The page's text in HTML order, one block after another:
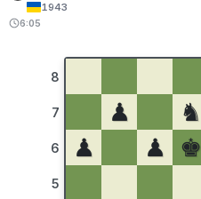
1943
6:05
8
7
6
5
♟ ♞
♟
♟ ♚